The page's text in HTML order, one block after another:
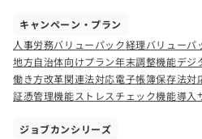
キャンペーン・プラン
人事労務バリューパック経理バリューパ
地方自治体向けプラン年末調整機能デジ
働き方改革関連法対応電子帳簿保存法対
証憑管理機能ストレスチェック機能導入
ジョブカンシリーズ